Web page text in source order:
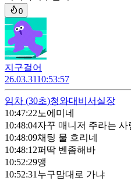
0
지구걸어
26.03.3110:53:57
임차 (30초)청와대비서실장
10:47:22노에미네
10:48:04자꾸 매니저 주라는 사
10:48:09채팅 물 흐리네
10:48:12퍼딱 벤좀해바
10:52:29앵
10:52:31 누구맘대로 가냐